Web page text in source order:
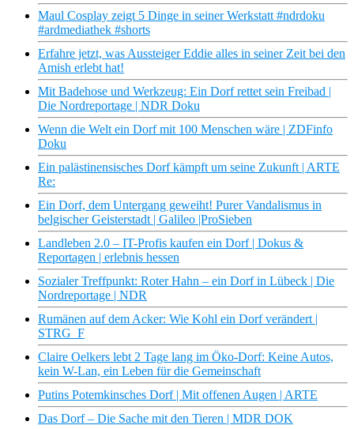
Maul Cosplay zeigt 5 Dinge in seiner Werkstatt #ndrdoku
#ardmediathek #shorts
Erfahre jetzt, was Aussteiger Eddie alles in seiner Zeit bei den
Amish erlebt hat!
Mit Badehose und Werkzeug: Ein Dorf rettet sein Freibad |
Die Nordreportage | NDR Doku
Wenn die Welt ein Dorf mit 100 Menschen wäre | ZDFinfo
Doku
Ein palästinensisches Dorf kämpft um seine Zukunft | ARTE
Re:
Ein Dorf, dem Untergang geweiht! Purer Vandalismus in
belgischer Geisterstadt | Galileo |ProSieben
Landleben 2.0 – IT-Profis kaufen ein Dorf | Dokus &
Reportagen | erlebnis hessen
Sozialer Treffpunkt: Roter Hahn – ein Dorf in Lübeck | Die
Nordreportage | NDR
Rumänen auf dem Acker: Wie Kohl ein Dorf verändert |
STRG_F
Claire Oelkers lebt 2 Tage lang im Öko-Dorf: Keine Autos,
kein W-Lan, ein Leben für die Gemeinschaft
Putins Potemkinsches Dorf | Mit offenen Augen | ARTE
Das Dorf – Die Sache mit den Tieren | MDR DOK